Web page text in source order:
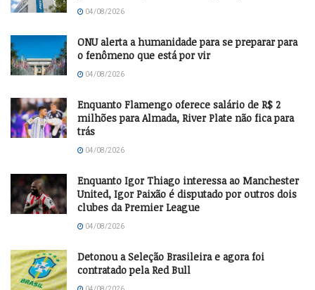
04/08/2026
ONU alerta a humanidade para se preparar para
o fenômeno que está por vir
04/08/2026
Enquanto Flamengo oferece salário de R$ 2
milhões para Almada, River Plate não fica para
trás
04/08/2026
Enquanto Igor Thiago interessa ao Manchester
United, Igor Paixão é disputado por outros dois
clubes da Premier League
04/08/2026
Detonou a Seleção Brasileira e agora foi
contratado pela Red Bull